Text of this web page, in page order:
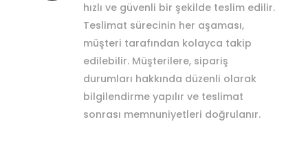
hızlı ve güvenli bir şekilde teslim edilir.
Teslimat sürecinin her aşaması,
müşteri tarafından kolayca takip
edilebilir. Müşterilere, sipariş
durumları hakkında düzenli olarak
bilgilendirme yapılır ve teslimat
sonrası memnuniyetleri doğrulanır.